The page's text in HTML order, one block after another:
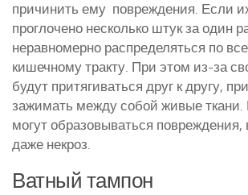
причинить ему повреждения. Если
проглочено несколько штук за один
неравномерно распределяться по
кишечному тракту. При этом из-за
будут притягиваться друг к другу,
зажимать между собой живые ткани.
могут образовываться повреждения,
даже некроз.
Ватный тампон